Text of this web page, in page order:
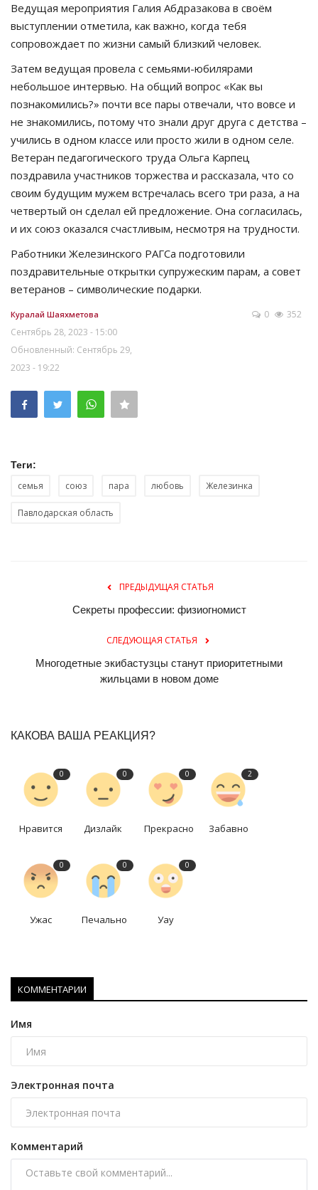
Ведущая мероприятия Галия Абдразакова в своём
выступлении отметила, как важно, когда тебя
сопровождает по жизни самый близкий человек.
Затем ведущая провела с семьями-юбилярами
небольшое интервью. На общий вопрос «Как вы
познакомились?» почти все пары отвечали, что вовсе и
не знакомились, потому что знали друг друга с детства –
учились в одном классе или просто жили в одном селе.
Ветеран педагогического труда Ольга Карпец
поздравила участников торжества и рассказала, что со
своим будущим мужем встречалась всего три раза, а на
четвертый он сделал ей предложение. Она согласилась,
и их союз оказался счастливым, несмотря на трудности.
Работники Железинского РАГСа подготовили
поздравительные открытки супружеским парам, а совет
ветеранов – символические подарки.
Куралай Шаяхметова
Сентябрь 28, 2023 - 15:00
Обновленный: Сентябрь 29,
2023 - 19:22
0 352
Теги:
семья союз пара любовь Железинка
Павлодарская область
ПРЕДЫДУЩАЯ СТАТЬЯ
Секреты профессии: физиогномист
СЛЕДУЮЩАЯ СТАТЬЯ
Многодетные экибастузцы станут приоритетными
жильцами в новом доме
КАКОВА ВАША РЕАКЦИЯ?
0
Нравится
0
Дизлайк
0
Прекрасно
2
Забавно
0
Ужас
0
Печально
0
Уау
КОММЕНТАРИИ
Имя
Электронная почта
Комментарий